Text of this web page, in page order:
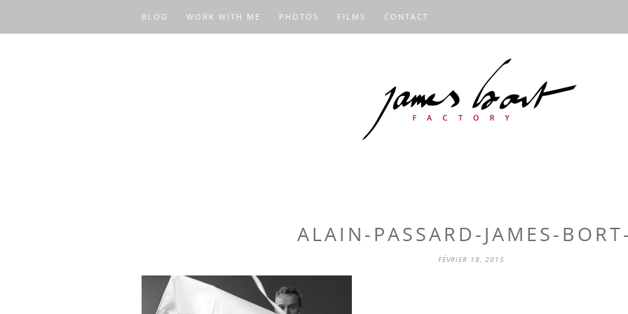
BLOG WORK WITH ME PHOTOS FILMS CONTACT
ALAIN-PASSARD-JAMES-
FÉVRIER 18, 2015